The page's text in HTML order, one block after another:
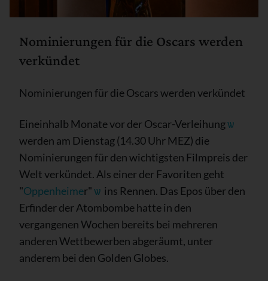
Nominierungen für die Oscars werden
verkündet
Nominierungen für die Oscars werden verkündet
Eineinhalb Monate vor der Oscar-Verleihungѡ
werden am Dienstag (14.30 Uhr MEZ) die
Nominierungen für den wichtigsten Filmpreis der
Welt verkündet. Als einer der Favoriten geht
"Oppenheimer"ѡ ins Rennen. Das Epos über den
Erfinder der Atombombe hatte in den
vergangenen Wochen bereits bei mehreren
anderen Wettbewerben abgeräumt, unter
anderem bei den Golden Globes.